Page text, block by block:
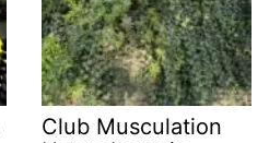
Club Musculation